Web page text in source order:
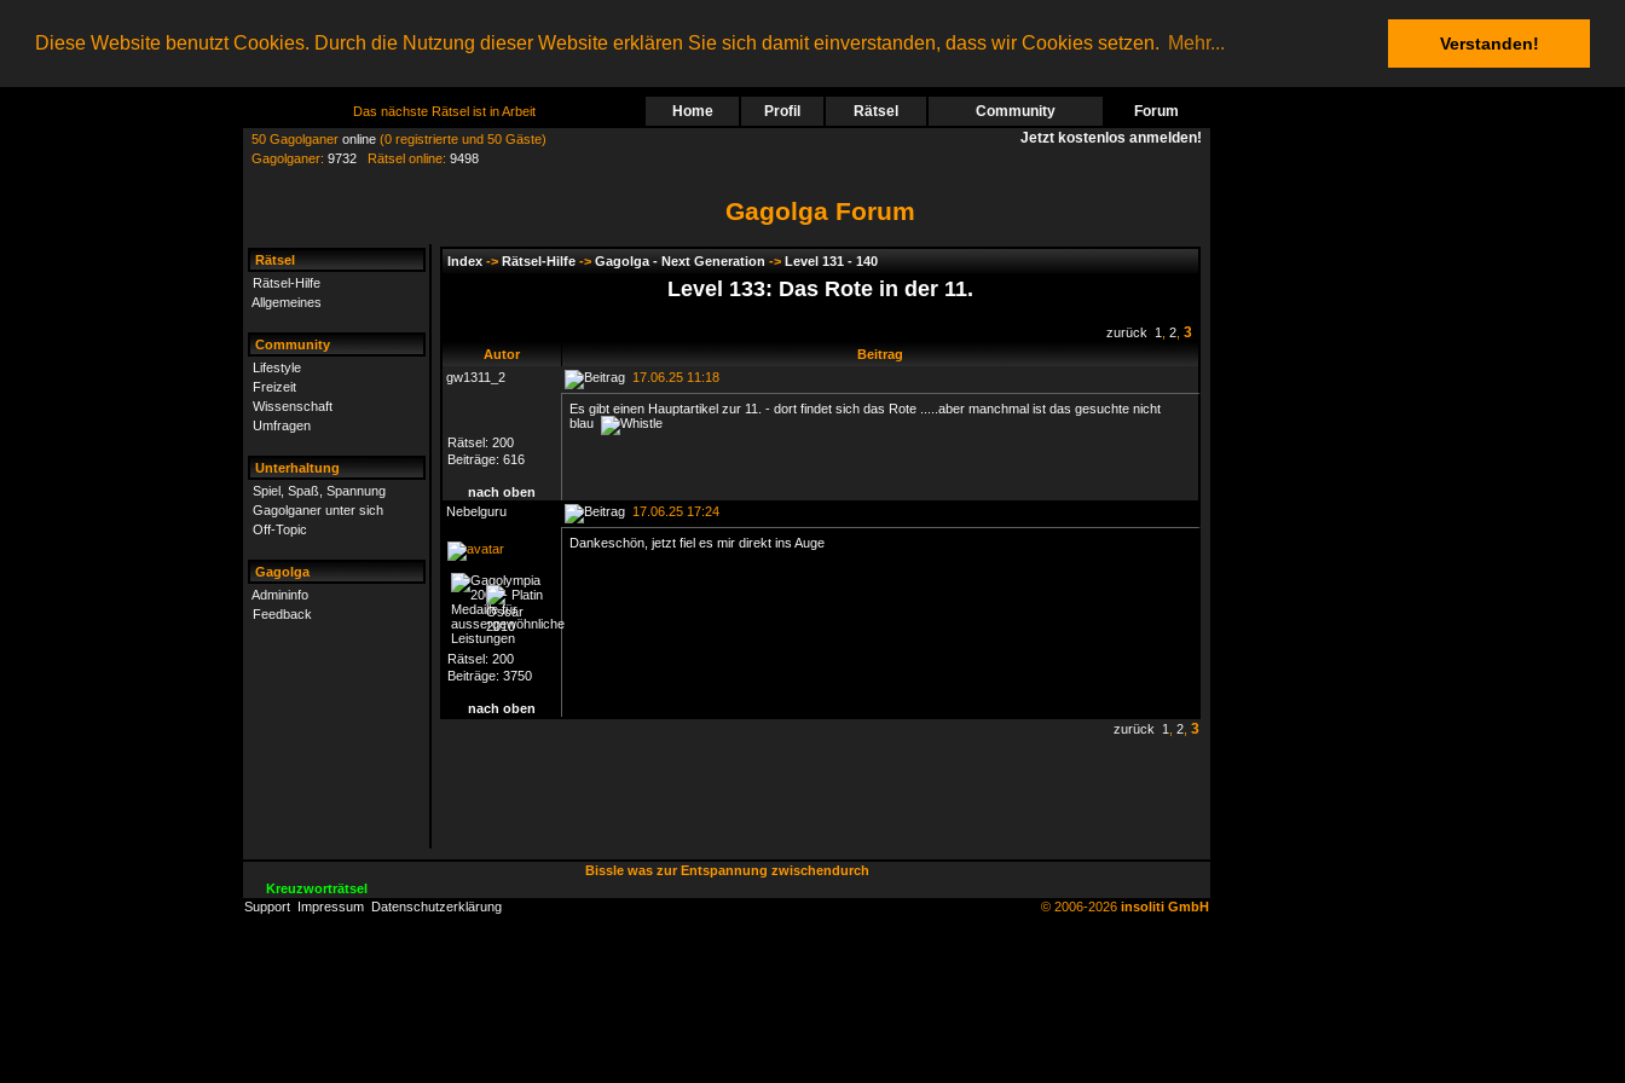
Diese Website benutzt Cookies. Durch die Nutzung dieser Website erklären Sie sich damit einverstanden, dass wir Cookies setzen. Mehr... Verstanden!
Das nächste Rätsel ist in Arbeit Home Profil Rätsel Community Forum
50 Gagolganer online (0 registrierte und 50 Gäste)
Gagolganer: 9732 Rätsel online: 9498
Jetzt kostenlos anmelden!
Gagolga Forum
Rätsel
Rätsel-Hilfe
Allgemeines
Community
Lifestyle
Freizeit
Wissenschaft
Umfragen
Unterhaltung
Spiel, Spaß, Spannung
Gagolganer unter sich
Off-Topic
Gagolga
Admininfo
Feedback
Index -> Rätsel-Hilfe -> Gagolga - Next Generation -> Level 131 - 140
Level 133: Das Rote in der 11.
zurück 1 2 3
Autor
Beitrag
gw1311_2
17.06.25 11:18
Rätsel: 200
Beiträge: 616
Es gibt einen Hauptartikel zur 11. - dort findet sich das Rote .....aber manchmal ist das gesuchte nicht
blau
nach oben
Nebelguru
17.06.25 17:24
Rätsel: 200
Beiträge: 3750
Dankeschön, jetzt fiel es mir direkt ins Auge
nach oben
zurück
1 2 3
Bissle was zur Entspannung zwischendurch
Kreuzworträtsel
Support Impressum Datenschutzerklärung © 2006-2026 insoliti GmbH